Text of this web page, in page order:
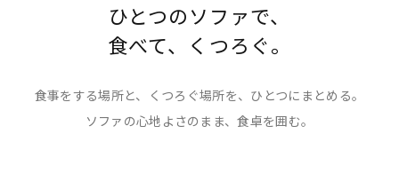
ひとつのソファで、
食べて、くつろぐ。
食事をする場所と、くつろぐ場所を、ひとつにまとめる。
ソファの心地よさのまま、食卓を囲む。